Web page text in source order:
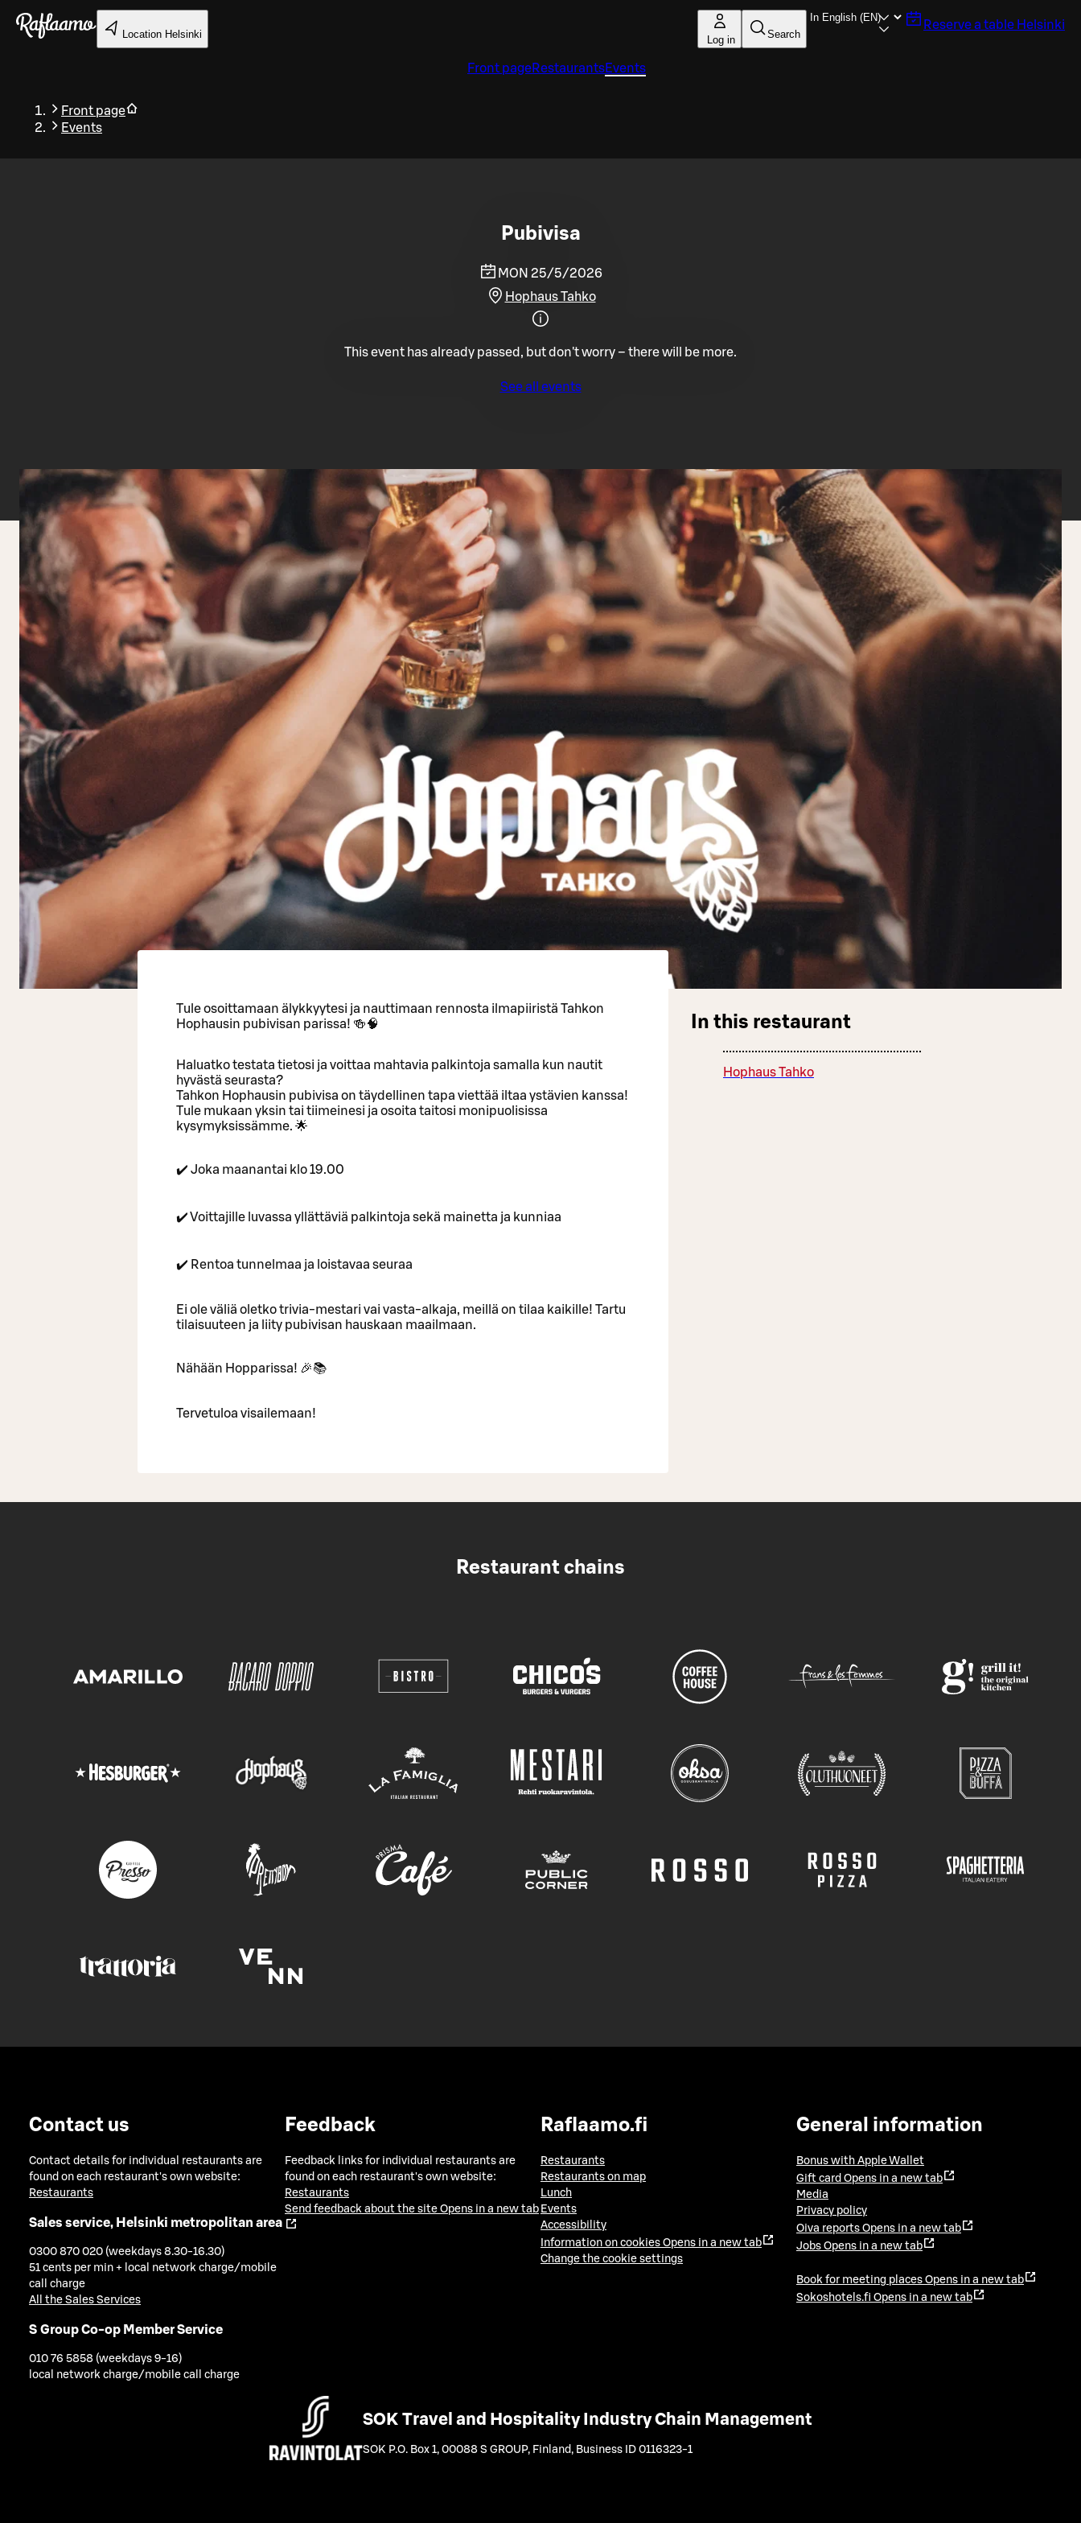
Skip to main content
Location Helsinki Log in Search
Reserve a table Helsinki
Front pageRestaurantsEvents
Front page
Events
Back
Pubivisa
MON 25/5/2026
Hophaus Tahko
This event has already passed, but don't worry – there will be more.
See all events
Tule osoittamaan älykkyytesi ja nauttimaan rennosta ilmapiiristä Tahkon
Hophausin pubivisan parissa! 🍻🧠
Haluatko testata tietosi ja voittaa mahtavia palkintoja samalla kun nautit
hyvästä seurasta?
Tahkon Hophausin pubivisa on täydellinen tapa viettää iltaa ystävien kanssa!
Tule mukaan yksin tai tiimeinesi ja osoita taitosi monipuolisissa
kysymyksissämme. 🌟
✔️ Joka maanantai klo 19.00
✔️ Voittajille luvassa yllättäviä palkintoja sekä mainetta ja kunniaa
✔️ Rentoa tunnelmaa ja loistavaa seuraa
Ei ole väliä oletko trivia-mestari vai vasta-alkaja, meillä on tilaa kaikille! Tartu
tilaisuuteen ja liity pubivisan hauskaan maailmaan.
Nähään Hopparissa! 🎉📚
Tervetuloa visailemaan!
In this restaurant
Hophaus Tahko
Restaurant chains
Contact us
Contact details for individual restaurants are
found on each restaurant's own website:
Restaurants
Sales service, Helsinki metropolitan area
0300 870 020 (weekdays 8.30-16.30)
51 cents per min + local network charge/mobile
call charge
All the Sales Services
S Group Co-op Member Service
010 76 5858 (weekdays 9-16)
local network charge/mobile call charge
Feedback
Feedback links for individual restaurants are
found on each restaurant's own website:
Restaurants
Send feedback about the site Opens in a new tab
Raflaamo.fi
Restaurants
Restaurants on map
Lunch
Events
Accessibility
Information on cookies Opens in a new tab
Change the cookie settings
General information
Bonus with Apple Wallet
Gift card Opens in a new tab
Media
Privacy policy
Oiva reports Opens in a new tab
Jobs Opens in a new tab
Book for meeting places Opens in a new tab
Sokoshotels.fi Opens in a new tab
SOK Travel and Hospitality Industry Chain Management
SOK P.O. Box 1, 00088 S GROUP, Finland , Business ID 0116323-1